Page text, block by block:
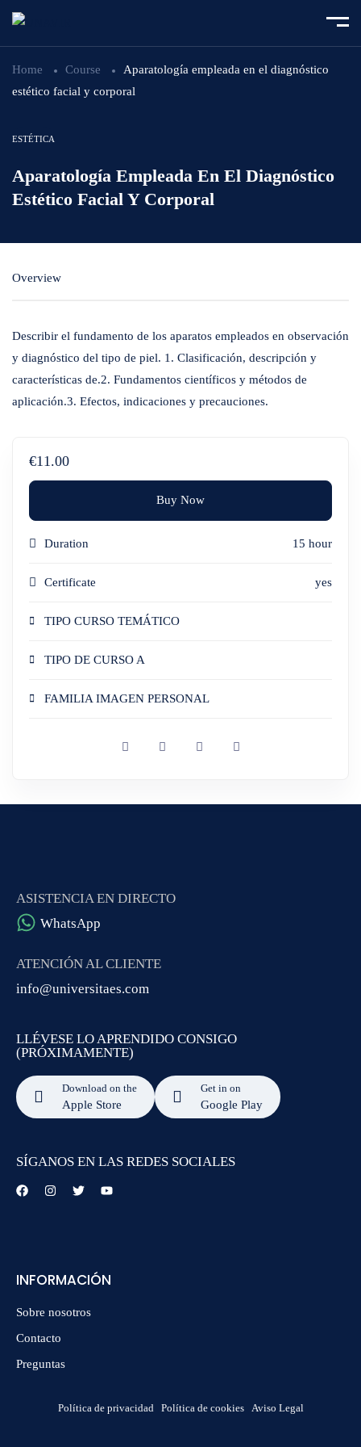
Home Course
Aparatología empleada en el diagnóstico
estético facial y corporal
ESTÉTICA
Aparatología Empleada En El Diagnóstico
Estético Facial Y Corporal
Overview
Describir el fundamento de los aparatos empleados en observación
y diagnóstico del tipo de piel. 1. Clasificación, descripción y
características de.2. Fundamentos científicos y métodos de
aplicación.3. Efectos, indicaciones y precauciones.
€11.00
Buy Now
Duration 15 hour
Certificate yes
TIPO CURSO TEMÁTICO
TIPO DE CURSO A
FAMILIA IMAGEN PERSONAL
INFORMACIÓN
Sobre nosotros
Contacto
Preguntas
ASISTENCIA EN DIRECTO
WhatsApp
ATENCIÓN AL CLIENTE
info@universitaes.com
LLÉVESE LO APRENDIDO CONSIGO
(PRÓXIMAMENTE)
Download on the
Apple Store
Get in on
Google Play
SÍGANOS EN LAS REDES SOCIALES
Política de privacidad Política de cookies Aviso Legal